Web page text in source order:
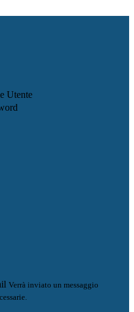
Utente
Verrà inviato un messaggio